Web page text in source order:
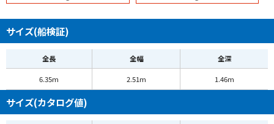
サイズ(船検証)
全長 全幅 全深
6.35m 2.51m 1.46m
サイズ(カタログ値)